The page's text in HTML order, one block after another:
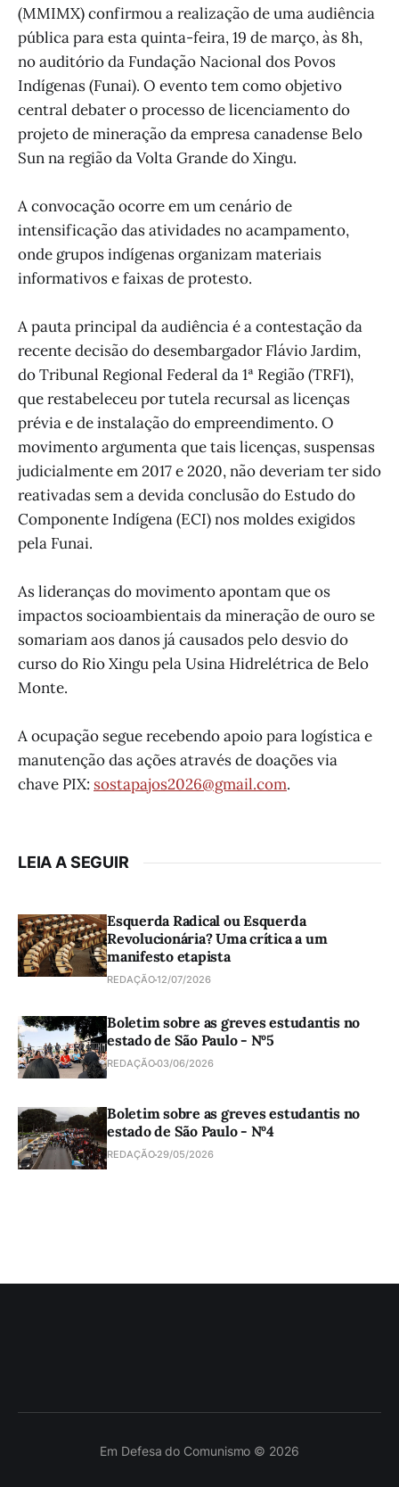
(MMIMX) confirmou a realização de uma audiência
pública para esta quinta-feira, 19 de março, às 8h,
no auditório da Fundação Nacional dos Povos
Indígenas (Funai). O evento tem como objetivo
central debater o processo de licenciamento do
projeto de mineração da empresa canadense Belo
Sun na região da Volta Grande do Xingu.
A convocação ocorre em um cenário de
intensificação das atividades no acampamento,
onde grupos indígenas organizam materiais
informativos e faixas de protesto.
A pauta principal da audiência é a contestação da
recente decisão do desembargador Flávio Jardim,
do Tribunal Regional Federal da 1ª Região (TRF1),
que restabeleceu por tutela recursal as licenças
prévia e de instalação do empreendimento. O
movimento argumenta que tais licenças, suspensas
judicialmente em 2017 e 2020, não deveriam ter sido
reativadas sem a devida conclusão do Estudo do
Componente Indígena (ECI) nos moldes exigidos
pela Funai.
As lideranças do movimento apontam que os
impactos socioambientais da mineração de ouro se
somariam aos danos já causados pelo desvio do
curso do Rio Xingu pela Usina Hidrelétrica de Belo
Monte.
A ocupação segue recebendo apoio para logística e
manutenção das ações através de doações via
chave PIX: sostapajos2026@gmail.com.
LEIA A SEGUIR
Esquerda Radical ou Esquerda
Revolucionária? Uma crítica a um
manifesto etapista
REDAÇÃO12/07/2026
Boletim sobre as greves estudantis no
estado de São Paulo - Nº5
REDAÇÃO03/06/2026
Boletim sobre as greves estudantis no
estado de São Paulo - Nº4
REDAÇÃO 29/05/2026
Em Defesa do Comunismo © 2026